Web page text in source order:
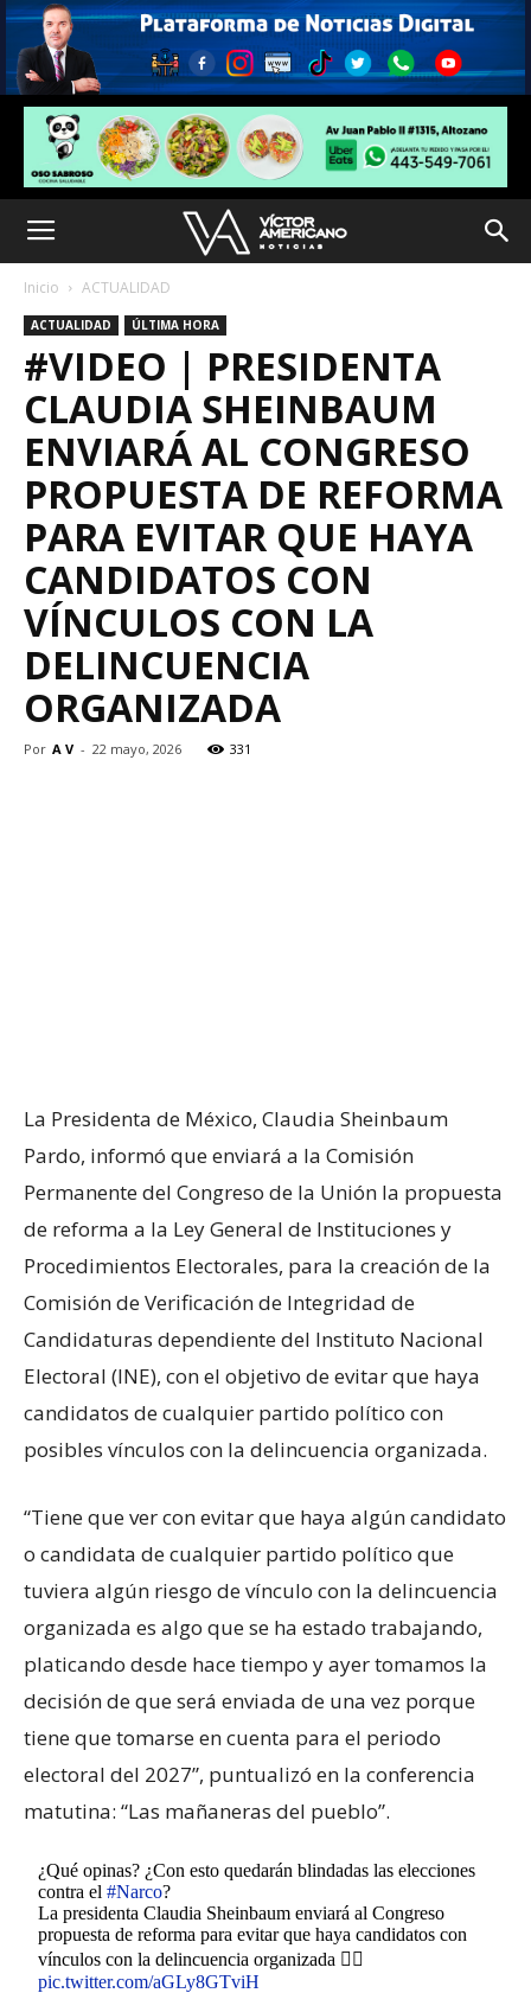
Inicio ACTUALIDAD
ACTUALIDAD ÚLTIMA HORA
#VIDEO | PRESIDENTA
CLAUDIA SHEINBAUM
ENVIARÁ AL CONGRESO
PROPUESTA DE REFORMA
PARA EVITAR QUE HAYA
CANDIDATOS CON
VÍNCULOS CON LA
DELINCUENCIA
ORGANIZADA
Por A V - 22 mayo, 2026 331
La Presidenta de México, Claudia Sheinbaum
Pardo, informó que enviará a la Comisión
Permanente del Congreso de la Unión la propuesta
de reforma a la Ley General de Instituciones y
Procedimientos Electorales, para la creación de la
Comisión de Verificación de Integridad de
Candidaturas dependiente del Instituto Nacional
Electoral (INE), con el objetivo de evitar que haya
candidatos de cualquier partido político con
posibles vínculos con la delincuencia organizada.
“Tiene que ver con evitar que haya algún candidato
o candidata de cualquier partido político que
tuviera algún riesgo de vínculo con la delincuencia
organizada es algo que se ha estado trabajando,
platicando desde hace tiempo y ayer tomamos la
decisión de que será enviada de una vez porque
tiene que tomarse en cuenta para el periodo
electoral del 2027”, puntualizó en la conferencia
matutina: “Las mañaneras del pueblo”.
¿Qué opinas? ¿Con esto quedarán blindadas las elecciones
contra el#Narco?
La presidenta Claudia Sheinbaum enviará al Congreso
propuesta de reforma para evitar que haya candidatos con
vínculos con la delincuencia organizada 👇🏻
pic.twitter.com/aGLy8GTviH